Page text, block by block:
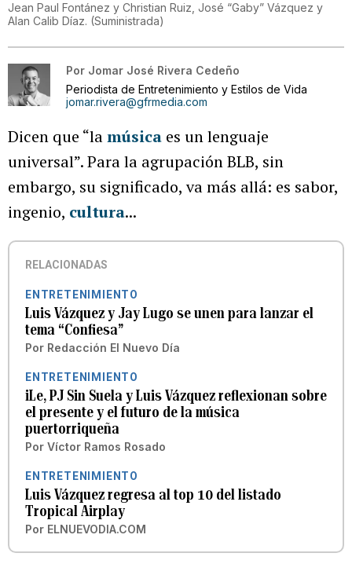
Jean Paul Fontánez y Christian Ruiz, José “Gaby” Vázquez y
Alan Calib Díaz. (Suministrada)
Por Jomar José Rivera Cedeño
Periodista de Entretenimiento y Estilos de Vida
jomar.rivera@gfrmedia.com
Dicen que “lamúsica es un lenguaje
universal”. Para la agrupación BLB, sin
embargo, su significado, va más allá: es sabor,
ingenio, cultura...
RELACIONADAS
ENTRETENIMIENTO
Luis Vázquez y Jay Lugo se unen para lanzar el
tema “Confiesa”
Por Redacción El Nuevo Día
ENTRETENIMIENTO
iLe, PJ Sin Suela y Luis Vázquez reflexionan sobre
el presente y el futuro de la música
puertorriqueña
Por Víctor Ramos Rosado
ENTRETENIMIENTO
Luis Vázquez regresa al top 10 del listado
Tropical Airplay
Por ELNUEVODIA.COM